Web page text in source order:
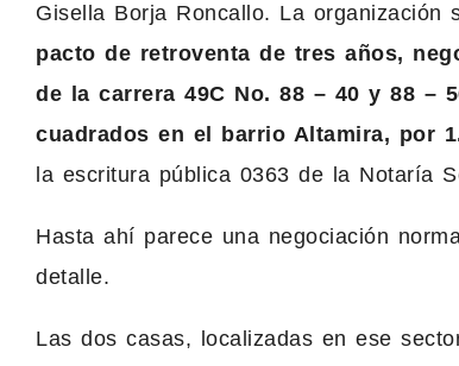
Gisella Borja Roncallo. La organización
pacto de retroventa de tres años,
de la carrera 49C No. 88 – 40 y 88 –
cuadrados en el barrio Altamira, por
la escritura pública 0363 de la Notaría
Hasta ahí parece una negociación
detalle.
Las dos casas, localizadas en ese